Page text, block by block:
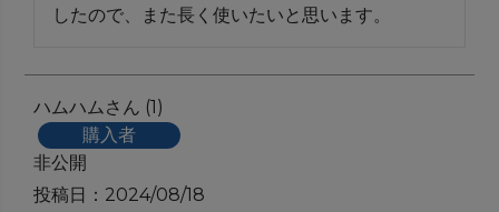
したので、また長く使いたいと思います。
ハムハム
1
購入者
非公開
投稿日
2024/08/18